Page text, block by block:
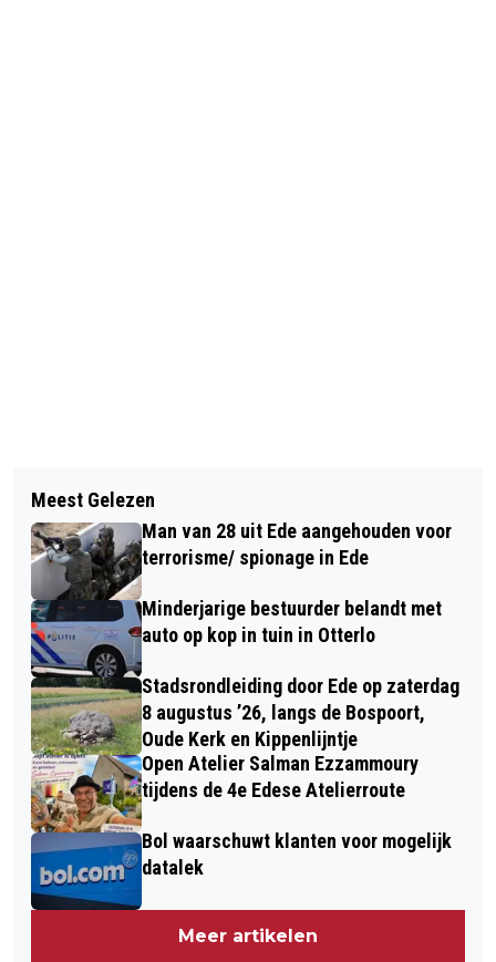
DWARSVERBANDEN TUSSEN
ILLEGAAL VUURWERK EN
DRUGSHANDEL
BEELD “HERR HEINRICH” VAN
KUNSTENAAR WALDEMAR OTTO VAN
SOKKEL GEREDEN IN CENTRUM-EDE
Meest Gelezen
Man van 28 uit Ede aangehouden voor
terrorisme/ spionage in Ede
Minderjarige bestuurder belandt met
auto op kop in tuin in Otterlo
Stadsrondleiding door Ede op zaterdag
8 augustus ’26, langs de Bospoort,
Oude Kerk en Kippenlijntje
Open Atelier Salman Ezzammoury
tijdens de 4e Edese Atelierroute
Bol waarschuwt klanten voor mogelijk
datalek
Meer artikelen